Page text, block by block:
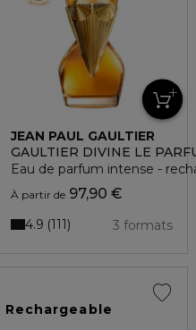
JEAN PAUL GAULTIER
GAULTIER DIVINE LE
Eau de parfum intense -
À partir de97,90 €
3 formats
4.9 111
Rechargeable